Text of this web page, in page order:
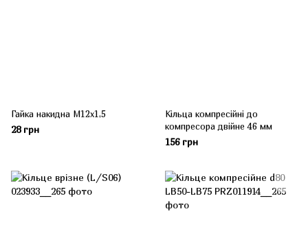
Гайка накидна М12х1,5
28 грн
Кільца компресійні до
компресора двійне 46 мм
156 грн